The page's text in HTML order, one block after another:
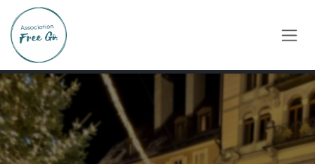
Se rendre au contenu